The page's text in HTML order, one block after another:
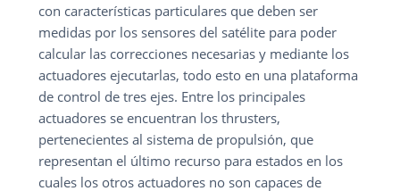
con características particulares que deben ser
medidas por los sensores del satélite para poder
calcular las correcciones necesarias y mediante los
actuadores ejecutarlas, todo esto en una plataforma
de control de tres ejes. Entre los principales
actuadores se encuentran los thrusters,
pertenecientes al sistema de propulsión, que
representan el último recurso para estados en los
cuales los otros actuadores no son capaces de